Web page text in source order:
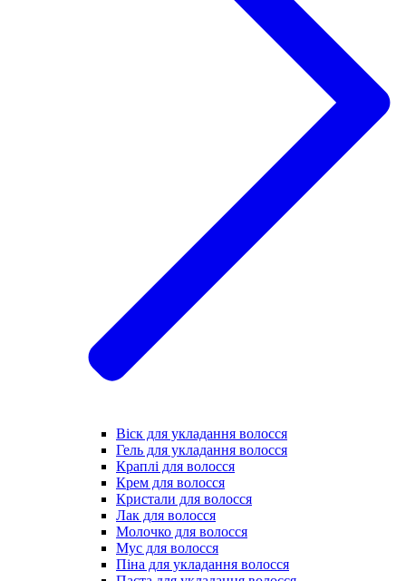
Віск для укладання волосся
Гель для укладання волосся
Краплі для волосся
Крем для волосся
Кристали для волосся
Лак для волосся
Молочко для волосся
Мус для волосся
Піна для укладання волосся